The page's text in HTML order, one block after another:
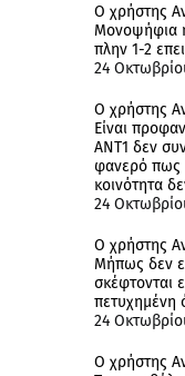
Ο χρήστης
Μονοψήφια
πλην 1-2
24
Ο χρήστης
Είναι
ANT1 δεν
φανερό πως
κοινότητα
24
Ο χρήστης
Μήπως δεν
σκέφτονται
πετυχημένη
24
Ο χρήστης